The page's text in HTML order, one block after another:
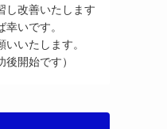
し改善いたします
いです。
いたします。
後開始です）